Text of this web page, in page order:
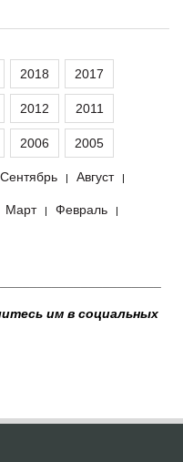
2018 2017
2012 2011
2006 2005
Сентябрь | Август |
Март | Февраль |
им в социальных